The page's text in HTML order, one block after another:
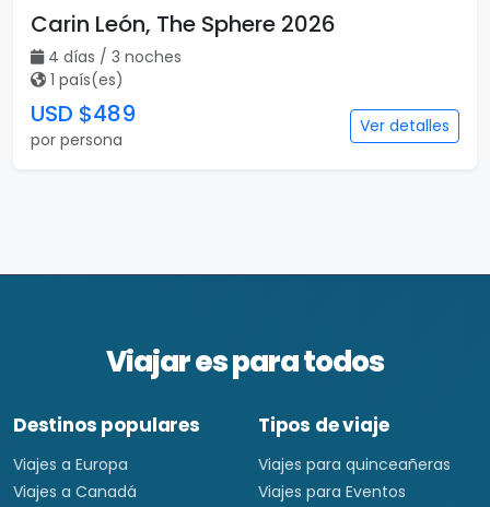
Carin León, The Sphere 2026
4 días / 3 noches
1 país(es)
USD $489
por persona
Ver detalles
Viajar es para todos
Destinos populares
Viajes a Europa
Viajes a Canadá
Tipos de viaje
Viajes para quinceañeras
Viajes para Eventos